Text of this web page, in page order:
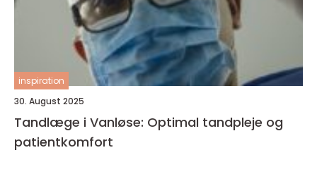
inspiration
30. August 2025
Tandlæge i Vanløse: Optimal tandpleje og
patientkomfort